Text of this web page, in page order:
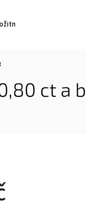
a šperků
ct a